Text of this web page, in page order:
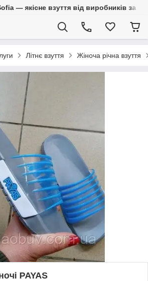
— якісне взуття від виробників за
Літнє взуття Жіноча річна взуття
PAYAS